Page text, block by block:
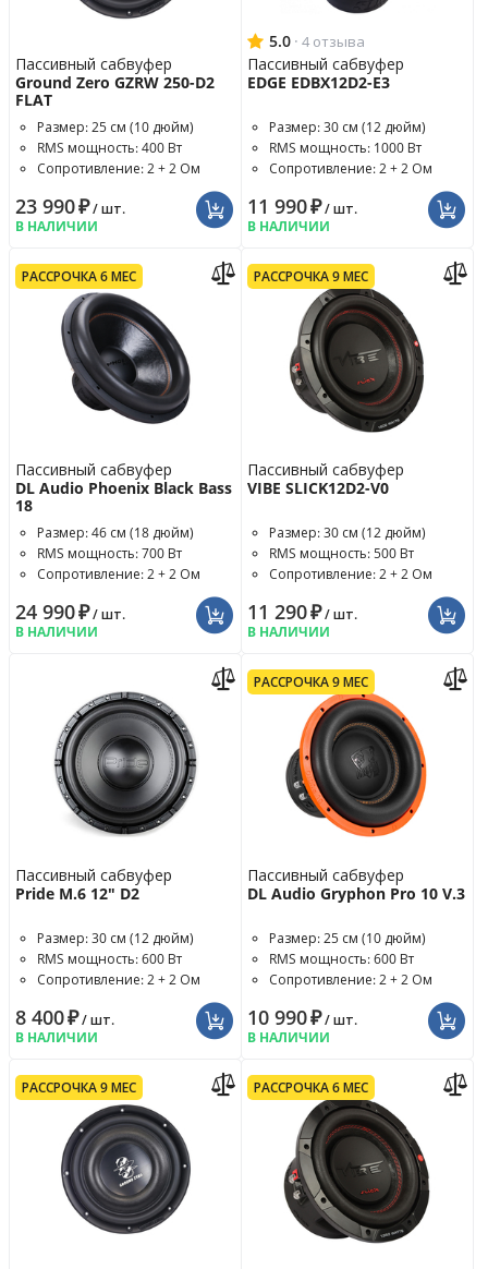
Пассивный сабвуфер
Ground Zero GZRW 250-D2
FLAT
Размер: 25 см (10 дюйм)
RMS мощность: 400 Вт
Сопротивление: 2 + 2 Ом
23 990₽/ шт.
В НАЛИЧИИ
5.0 · 4 отзыва
Пассивный сабвуфер
EDGE EDBX12D2-E3
Размер: 30 см (12 дюйм)
RMS мощность: 1000 Вт
Сопротивление: 2 + 2 Ом
11 990₽/ шт.
В НАЛИЧИИ
РАССРОЧКА 6 МЕС
Пассивный сабвуфер
DL Audio Phoenix Black Bass
18
Размер: 46 см (18 дюйм)
RMS мощность: 700 Вт
Сопротивление: 2 + 2 Ом
24 990₽/ шт.
В НАЛИЧИИ
РАССРОЧКА 9 МЕС
Пассивный сабвуфер
VIBE SLICK12D2-V0
Размер: 30 см (12 дюйм)
RMS мощность: 500 Вт
Сопротивление: 2 + 2 Ом
11 290₽/ шт.
В НАЛИЧИИ
Пассивный сабвуфер
Pride M.6 12" D2
Размер: 30 см (12 дюйм)
RMS мощность: 600 Вт
Сопротивление: 2 + 2 Ом
8 400₽/ шт.
В НАЛИЧИИ
РАССРОЧКА 9 МЕС
Пассивный сабвуфер
DL Audio Gryphon Pro 10 V.3
Размер: 25 см (10 дюйм)
RMS мощность: 600 Вт
Сопротивление: 2 + 2 Ом
10 990₽/ шт.
В НАЛИЧИИ
РАССРОЧКА 9 МЕС РАССРОЧКА 6 МЕС